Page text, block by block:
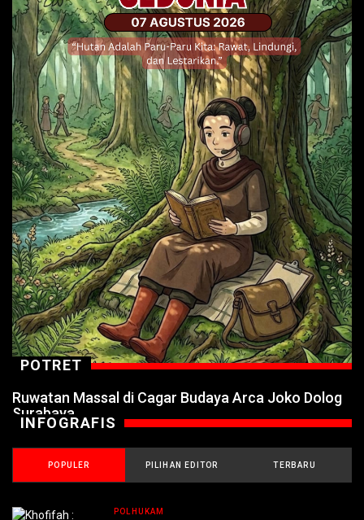
POTRET
Ruwatan Massal di Cagar Budaya Arca Joko Dolog
Surabaya
INFOGRAFIS
POPULER PILIHAN EDITOR TERBARU
POLHUKAM